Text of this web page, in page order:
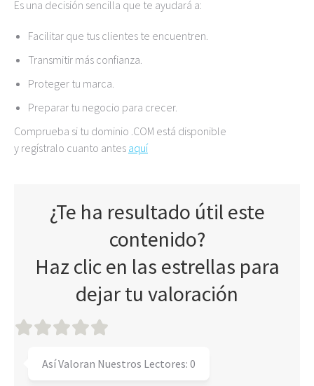
Es una decisión sencilla que te ayudará a:
Facilitar que tus clientes te encuentren.
Transmitir más confianza.
Proteger tu marca.
Preparar tu negocio para crecer.
Comprueba si tu dominio .COM está disponible
y regístralo cuanto antes aquí
¿Te ha resultado útil este
contenido?
Haz clic en las estrellas para
dejar tu valoración
Así Valoran Nuestros Lectores: 0